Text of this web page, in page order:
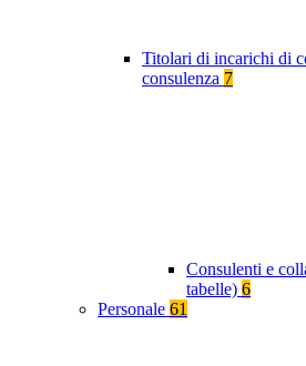
Titolari di incarichi di
consulenza 7
Consulenti e
tabelle) 6
Personale 61